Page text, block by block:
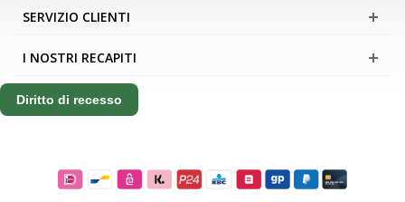
SERVIZIO CLIENTI
I NOSTRI RECAPITI
Diritto di recesso